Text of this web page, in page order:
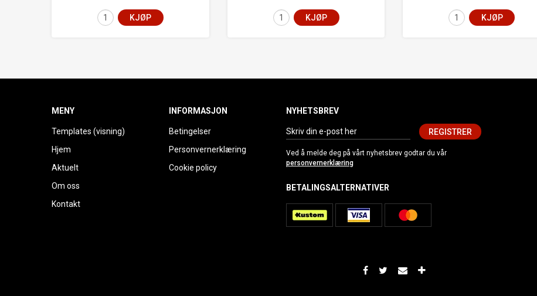
KJØP KJØP KJØP
MENY
Templates (visning)
Hjem
Aktuelt
Om oss
Kontakt
INFORMASJON
Betingelser
Personvernerklæring
Cookie policy
NYHETSBREV
REGISTRER
Ved å melde deg på vårt nyhetsbrev godtar du vår
personvernerklæring
BETALINGSALTERNATIVER